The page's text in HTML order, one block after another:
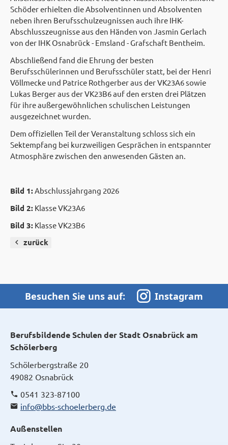
Schöder erhielten die Absolventinnen und Absolventen
neben ihren Berufsschulzeugnissen auch ihre IHK-
Abschlusszeugnisse aus den Händen von Jasmin Gerlach
von der IHK Osnabrück - Emsland - Grafschaft Bentheim.
Abschließend fand die Ehrung der besten
Berufsschülerinnen und Berufsschüler statt, bei der Henri
Völlmecke und Patrice Rothgerber aus der VK23A6 sowie
Lukas Berger aus der VK23B6 auf den ersten drei Plätzen
für ihre außergewöhnlichen schulischen Leistungen
ausgezeichnet wurden.
Dem offiziellen Teil der Veranstaltung schloss sich ein
Sektempfang bei kurzweiligen Gesprächen in entspannter
Atmosphäre zwischen den anwesenden Gästen an.
Bild 1:Abschlussjahrgang 2026
Bild 2: Klasse VK23A6
Bild 3: Klasse VK23B6
zurück
Besuchen Sie uns auf: Instagram
Berufsbildende Schulen der Stadt Osnabrück am
Schölerberg
Schölerbergstraße 20
49082 Osnabrück
0541 323-87100
info@bbs-schoelerberg.de
Außenstellen